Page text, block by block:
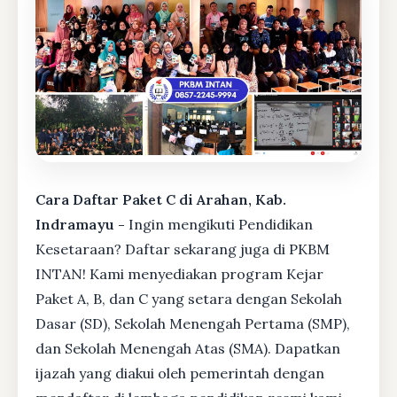
Cara Daftar Paket C di Arahan, Kab.
Indramayu - Ingin mengikuti Pendidikan
Kesetaraan? Daftar sekarang juga di PKBM
INTAN! Kami menyediakan program Kejar
Paket A, B, dan C yang setara dengan Sekolah
Dasar (SD), Sekolah Menengah Pertama (SMP),
dan Sekolah Menengah Atas (SMA). Dapatkan
ijazah yang diakui oleh pemerintah dengan